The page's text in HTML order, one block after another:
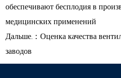
обеспечивают бесплодия в
медицинских применений
Дальше.：Оценка качества
заводов